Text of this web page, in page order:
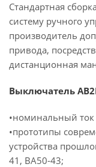
Стандартная
систему ручного
производитель
привода,
дистанционная
Выключатель
•номинальный
•прототипы
устройства
41, ВА50-43;